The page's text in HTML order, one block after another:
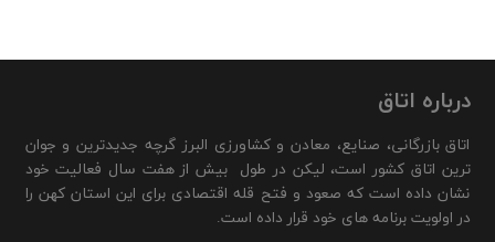
درباره اتاق
اتاق بازرگانی، صنایع، معادن و کشاورزی البرز گرچه جدیدترین و جوان
ترین اتاق کشور است، لیکن در طول بیش از هفت سال فعالیت خود
نشان داده است که صعود و فتح قله اقتصادی برای این استان کهن را
در اولویت برنامه های خود قرار داده است.